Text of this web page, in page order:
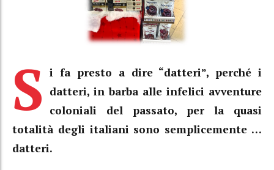
S i fa presto a dire “datteri”, perché i
datteri, in barba alle infelici avventure
coloniali del passato, per la quasi
totalità degli italiani sono semplicemente …
datteri.